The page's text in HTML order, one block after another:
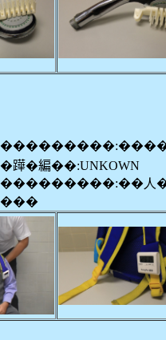
�𨅯�編��:UNKOWN
���������:��人�
���